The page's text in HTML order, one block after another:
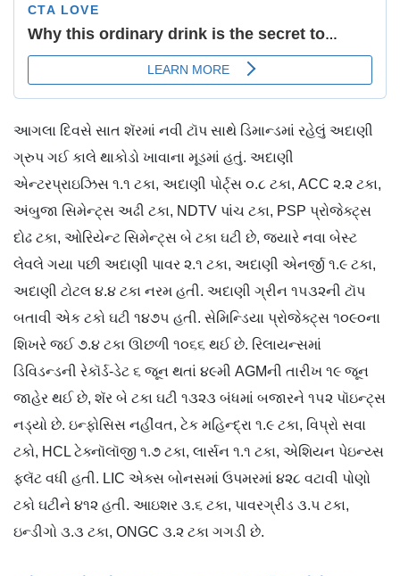
આગલા દિવસે સાત શૅરમાં નવી ટૉપ સાથે ડિમાન્ડમાં રહેલું અદાણી
ગ્રુપ ગઈ કાલે થાકોડો ખાવાના મૂડમાં હતું. અદાણી
એન્ટરપ્રાઇઝિસ ૧.૧ ટકા, અદાણી પોર્ટ્સ ૦.૮ ટકા, ACC ૨.૨ ટકા,
અંબુજા સિમેન્ટ્સ અઢી ટકા, NDTV પાંચ ટકા, PSP પ્રોજેક્ટ્સ
દોઢ ટકા, ઓરિયેન્ટ સિમેન્ટ્સ બે ટકા ઘટી છે, જ્યારે નવા બેસ્ટ
લેવલે ગયા પછી અદાણી પાવર ૨.૧ ટકા, અદાણી એનર્જી ૧.૯ ટકા,
અદાણી ટોટલ ૪.૪ ટકા નરમ હતી. અદાણી ગ્રીન ૧૫૩૨ની ટૉપ
બતાવી એક ટકો ઘટી ૧૪૭૫ હતી. સેમિન્ડિયા પ્રોજેક્ટ્સ ૧૦૯૦ના
શિખરે જઈ ૭.૪ ટકા ઊછળી ૧૦૬૬ થઈ છે. રિલાયન્સમાં
ડિવિડન્ડની રેકૉર્ડ-ડેટ ૬ જૂન થતાં ૪૯મી AGMની તારીખ ૧૯ જૂન
જાહેર થઈ છે, શૅર બે ટકા ઘટી ૧૩૨૩ બંધમાં બજારને ૧૫૨ પૉઇન્ટ્સ
નડ્યો છે. ઇન્ફોસિસ નહીંવત, ટેક મહિન્દ્રા ૧.૯ ટકા, વિપ્રો સવા
ટકો, HCL ટેક્નૉલૉજી ૧.૭ ટકા, લાર્સન ૧.૧ ટકા, એશિયન પેઇન્ય્સ
ફ્લૅટ વધી હતી. LIC એક્સ બોનસમાં ઉપમરમાં ૪૨૮ વટાવી પોણો
ટકો ઘટીને ૪૧૨ હતી. આઇશર ૩.૬ ટકા, પાવરગ્રીડ ૩.૫ ટકા,
ઇન્ડીગો ૩.૩ ટકા, ONGC ૩.૨ ટકા ગગડી છે.